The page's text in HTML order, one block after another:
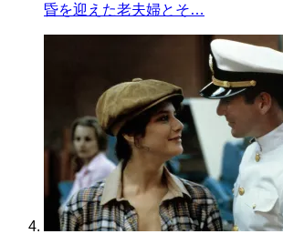
昏を迎えた老夫婦とそ…